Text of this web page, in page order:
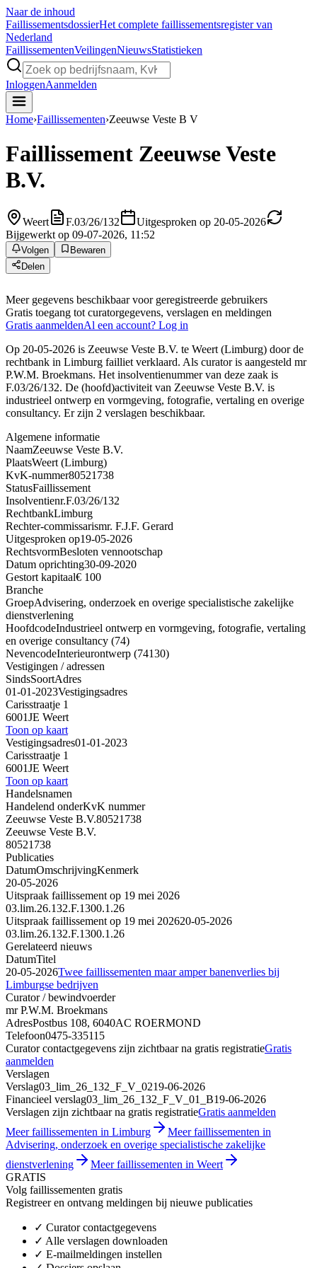
Naar de inhoud
FaillissementsdossierHet complete faillissementsregister van
Nederland
FaillissementenVeilingenNieuwsStatistieken
InloggenAanmelden
Home›Faillissementen›Zeeuwse Veste B V
Faillissement Zeeuwse Veste
B.V.
Weert F.03/26/132
Uitgesproken op 20-05-2026
Bijgewerkt op 09-07-2026, 11:52
Volgen
Bewaren
Delen
Meer gegevens beschikbaar voor geregistreerde gebruikers
Gratis toegang tot curatorgegevens, verslagen en meldingen
Gratis aanmeldenAl een account? Log in
Op 20-05-2026 is Zeeuwse Veste B.V. te Weert (Limburg) door de
rechtbank in Limburg failliet verklaard. Als curator is aangesteld mr
P.W.M. Broekmans. Het insolventienummer van deze zaak is
F.03/26/132. De (hoofd)activiteit van Zeeuwse Veste B.V. is
industrieel ontwerp en vormgeving, fotografie, vertaling en overige
consultancy. Er zijn 2 verslagen beschikbaar.
Algemene informatie
NaamZeeuwse Veste B.V.
PlaatsWeert (Limburg)
KvK-nummer80521738
StatusFaillissement
Insolventienr.F.03/26/132
RechtbankLimburg
Rechter-commissarismr. F.J.F. Gerard
Uitgesproken op19-05-2026
RechtsvormBesloten vennootschap
Datum oprichting30-09-2020
Gestort kapitaal€ 100
Branche
GroepAdvisering, onderzoek en overige specialistische zakelijke
dienstverlening
HoofdcodeIndustrieel ontwerp en vormgeving, fotografie, vertaling
en overige consultancy (74)
NevencodeInterieurontwerp (74130)
Vestigingen / adressen
SindsSoortAdres
01-01-2023Vestigingsadres
Carisstraatje 1
6001JE Weert
Toon op kaart
Vestigingsadres01-01-2023
Carisstraatje 1
6001JE Weert
Toon op kaart
Handelsnamen
Handelend onderKvK nummer
Zeeuwse Veste B.V.80521738
Zeeuwse Veste B.V.
80521738
Publicaties
DatumOmschrijvingKenmerk
20-05-2026
Uitspraak faillissement op 19 mei 2026
03.lim.26.132.F.1300.1.26
Uitspraak faillissement op 19 mei 202620-05-2026
03.lim.26.132.F.1300.1.26
Gerelateerd nieuws
DatumTitel
20-05-2026Twee faillissementen maar amper banenverlies bij
Limburgse bedrijven
Curator / bewindvoerder
mr P.W.M. Broekmans
AdresPostbus 108, 6040AC ROERMOND
Telefoon0475-335115
Curator contactgegevens zijn zichtbaar na gratis registratieGratis
aanmelden
Verslagen
Verslag03_lim_26_132_F_V_0219-06-2026
Financieel verslag03_lim_26_132_F_V_01_B19-06-2026
Verslagen zijn zichtbaar na gratis registratieGratis aanmelden
Meer faillissementen in Limburg
Meer faillissementen in
Advisering, onderzoek en overige specialistische zakelijke
dienstverlening
Meer faillissementen in Weert
GRATIS
Volg faillissementen gratis
Registreer en ontvang meldingen bij nieuwe publicaties
✓ Curator contactgegevens
✓ Alle verslagen downloaden
✓ E-mailmeldingen instellen